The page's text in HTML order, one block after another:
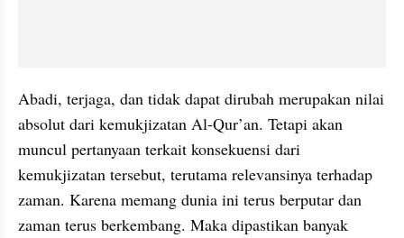
Abadi, terjaga, dan tidak dapat dirubah merupakan nilai
absolut dari kemukjizatan Al-Qur’an. Tetapi akan
muncul pertanyaan terkait konsekuensi dari
kemukjizatan tersebut, terutama relevansinya terhadap
zaman. Karena memang dunia ini terus berputar dan
zaman terus berkembang. Maka dipastikan banyak